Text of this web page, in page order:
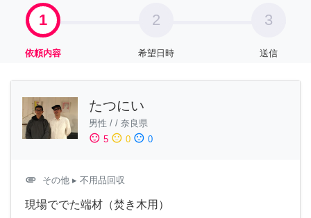
1
依頼内容
2
希望日時
3
送信
たつにい
男性 / / 奈良県
sentiment_satisfied 5 sentiment_neutral 0 sentiment_dissatisfied 0
attachment その他 ▸ 不用品回収
現場ででた端材（焚き木用）